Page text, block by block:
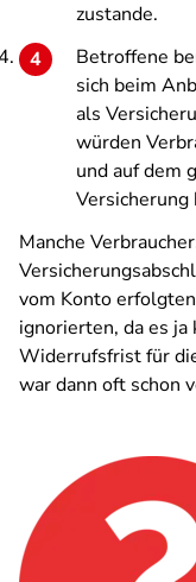
zustande.
Betroffene
sich beim
als
würden
und auf dem
Versicherung
Manche
vom Konto
ignorierten, da es ja
Widerrufsfrist für
war dann oft schon